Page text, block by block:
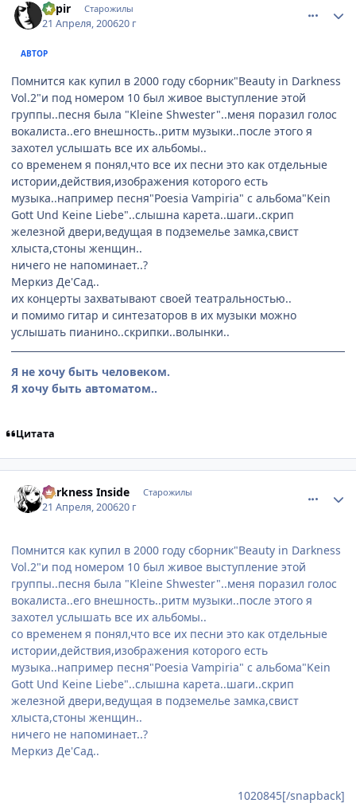
Rapir Старожилы
21 Апреля, 200620 г
АВТОР
Помнится как купил в 2000 году сборник"Beauty in Darkness
Vol.2"и под номером 10 был живое выступление этой
группы..песня была "Kleine Shwester"..меня поразил голос
вокалиста..его внешность..ритм музыки..после этого я
захотел услышать все их альбомы..
со временем я понял,что все их песни это как отдельные
истории,действия,изображения которого есть
музыка..например песня"Poesia Vampiria" с альбома"Kein
Gott Und Keine Liebe"..слышна карета..шаги..скрип
железной двери,ведущая в подземелье замка,свист
хлыста,стоны женщин..
ничего не напоминает..?
Меркиз Де'Сад..
их концерты захватывают своей театральностью..
и помимо гитар и синтезаторов в их музыки можно
услышать пианино..скрипки..волынки..
Я не хочу быть человеком.
Я хочу быть автоматом..
Цитата
Darkness Inside Старожилы
21 Апреля, 200620 г
Помнится как купил в 2000 году сборник"Beauty in Darkness
Vol.2"и под номером 10 был живое выступление этой
группы..песня была "Kleine Shwester"..меня поразил голос
вокалиста..его внешность..ритм музыки..после этого я
захотел услышать все их альбомы..
со временем я понял,что все их песни это как отдельные
истории,действия,изображения которого есть
музыка..например песня"Poesia Vampiria" с альбома"Kein
Gott Und Keine Liebe"..слышна карета..шаги..скрип
железной двери,ведущая в подземелье замка,свист
хлыста,стоны женщин..
ничего не напоминает..?
Меркиз Де'Сад..
1020845[/snapback]